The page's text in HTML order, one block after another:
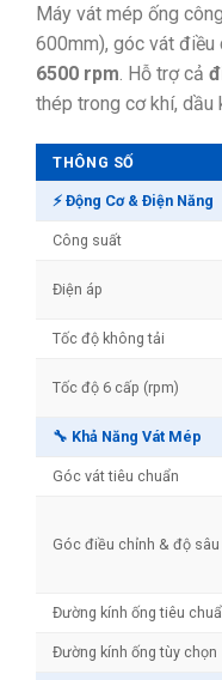
Máy vát mép ống
600mm), góc vát điều
6500 rpm. Hỗ trợ cả
thép trong cơ khí, dầu
THÔNG SỐ
⚡ Động Cơ & Điện Năng
Công suất
Điện áp
Tốc độ không tải
Tốc độ 6 cấp (rpm)
🔧 Khả Năng Vát Mép
Góc vát tiêu chuẩn
Góc điều chỉnh & độ
Đường kính ống tiêu
Đường kính ống tùy chọn